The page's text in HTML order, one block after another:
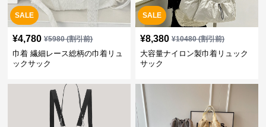
SALE
¥4,780 ¥5980(割引前)
巾着 繊細レース総柄の巾着リュ
ックサック
SALE
¥8,380 ¥10480(割引前)
大容量ナイロン製巾着リュック
サック